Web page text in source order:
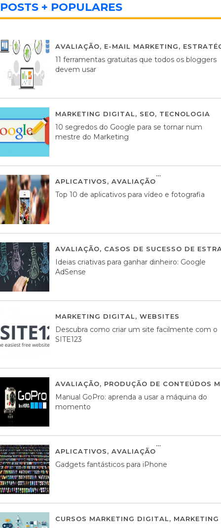
POSTS + POPULARES
AVALIAÇÃO, E-MAIL MARKETING,
11 ferramentas gratuitas que todos os bloggers
devem usar
MARKETING DIGITAL, SEO, TECNOLOGIA
10 segredos do Google para se tornar num
mestre do Marketing
APLICATIVOS, AVALIAÇÃO
Top 10 de aplicativos para vídeo e fotografia
AVALIAÇÃO, CASOS DE SUCESSO DE
Ideias criativas para ganhar dinheiro: Google
AdSense
MARKETING DIGITAL, WEBSITES
Descubra como criar um site facilmente com o
SITE123
AVALIAÇÃO, PRODUÇÃO DE CONTEÚDOS
Manual GoPro: aprenda a usar a máquina do
momento
APLICATIVOS, AVALIAÇÃO
Gadgets fantásticos para iPhone
CURSOS MARKETING DIGITAL,